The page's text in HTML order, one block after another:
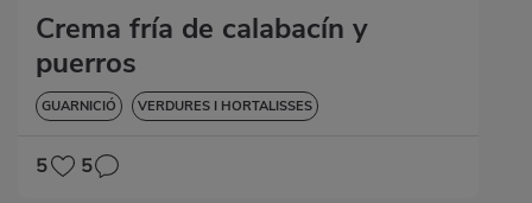
Crema fría de calabacín y
puerros
GUARNICIÓ VERDURES I HORTALISSES
5 5